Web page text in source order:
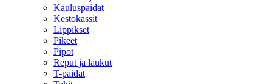
Kauluspaidat
Kestokassit
Lippikset
Pikeet
Pipot
Reput ja laukut
T-paidat